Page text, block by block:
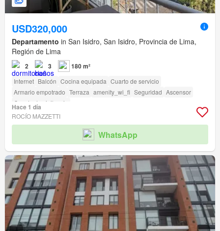
USD320,000
Departamento in San Isidro, San Isidro, Provincia de Lima,
Región de Lima
2 3 180 m²
Internet Balcón Cocina equipada Cuarto de servicio
Armario empotrado Terraza amenity_wi_fi Seguridad Ascensor
Caseta de vigilancia
Hace 1 día
ROCÍO MAZZETTI
WhatsApp